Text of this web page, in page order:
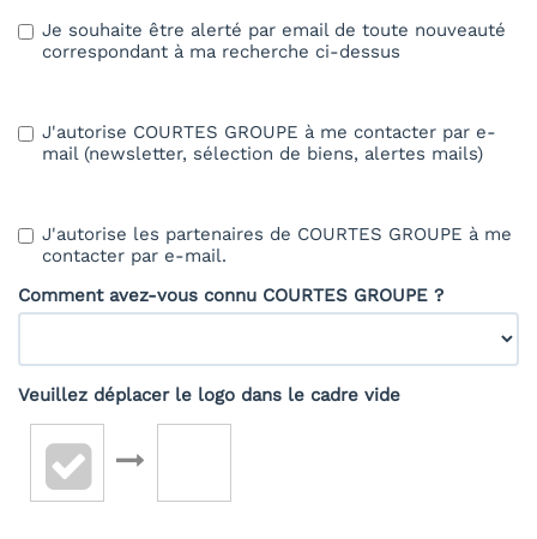
Je souhaite être alerté par email de toute nouveauté
correspondant à ma recherche ci-dessus
J'autorise COURTES GROUPE à me contacter par e-
mail (newsletter, sélection de biens, alertes mails)
J'autorise les partenaires de COURTES GROUPE à me
contacter par e-mail.
Comment avez-vous connu COURTES GROUPE ?
Veuillez déplacer le logo dans le cadre vide